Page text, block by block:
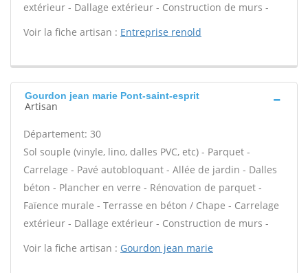
extérieur - Dallage extérieur - Construction de murs -
Voir la fiche artisan : Entreprise renold
Gourdon jean marie Pont-saint-esprit
Artisan
Département: 30
Sol souple (vinyle, lino, dalles PVC, etc) - Parquet -
Carrelage - Pavé autobloquant - Allée de jardin - Dalles
béton - Plancher en verre - Rénovation de parquet -
Faïence murale - Terrasse en béton / Chape - Carrelage
extérieur - Dallage extérieur - Construction de murs -
Voir la fiche artisan : Gourdon jean marie